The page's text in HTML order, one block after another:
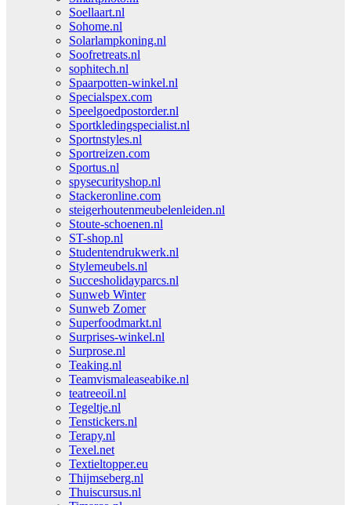
Soellaart.nl
Sohome.nl
Solarlampkoning.nl
Soofretreats.nl
sophitech.nl
Spaarpotten-winkel.nl
Specialspex.com
Speelgoedpostorder.nl
Sportkledingspecialist.nl
Sportnstyles.nl
Sportreizen.com
Sportus.nl
spysecurityshop.nl
Stackeronline.com
steigerhoutenmeubelenleiden.nl
Stoute-schoenen.nl
ST-shop.nl
Studentendrukwerk.nl
Stylemeubels.nl
Succesholidayparcs.nl
Sunweb Winter
Sunweb Zomer
Superfoodmarkt.nl
Surprises-winkel.nl
Surprose.nl
Teaking.nl
Teamvismaleaseabike.nl
teatreeoil.nl
Tegeltje.nl
Tenstickers.nl
Terapy.nl
Texel.net
Textieltopper.eu
Thijmseberg.nl
Thuiscursus.nl